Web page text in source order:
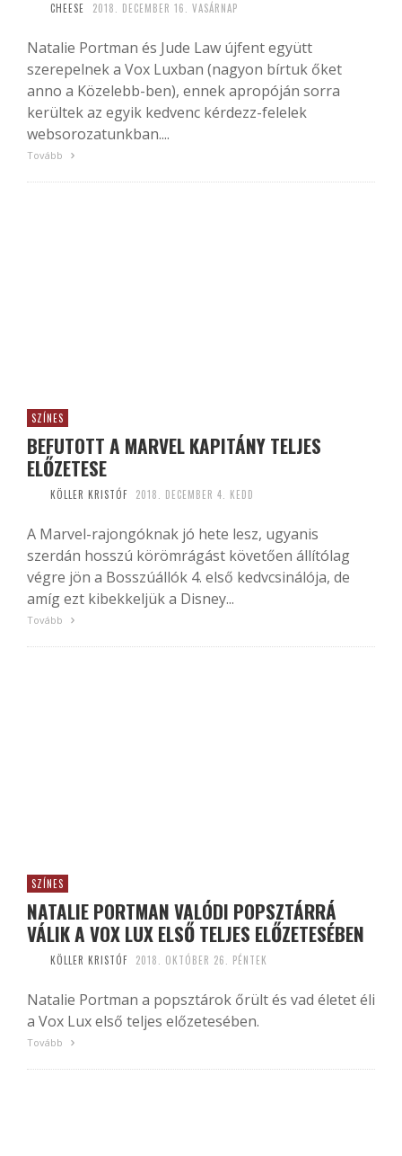
CHEESE 2018. DECEMBER 16. VASÁRNAP
Natalie Portman és Jude Law újfent együtt
szerepelnek a Vox Luxban (nagyon bírtuk őket
anno a Közelebb-ben), ennek apropóján sorra
kerültek az egyik kedvenc kérdezz-felelek
websorozatunkban....
Tovább
SZÍNES
BEFUTOTT A MARVEL KAPITÁNY TELJES
ELŐZETESE
KÖLLER KRISTÓF 2018. DECEMBER 4. KEDD
A Marvel-rajongóknak jó hete lesz, ugyanis
szerdán hosszú körömrágást követően állítólag
végre jön a Bosszúállók 4. első kedvcsinálója, de
amíg ezt kibekkeljük a Disney...
Tovább
SZÍNES
NATALIE PORTMAN VALÓDI POPSZTÁRRÁ
VÁLIK A VOX LUX ELSŐ TELJES ELŐZETESÉBEN
KÖLLER KRISTÓF 2018. OKTÓBER 26. PÉNTEK
Natalie Portman a popsztárok őrült és vad életet éli
a Vox Lux első teljes előzetesében.
Tovább